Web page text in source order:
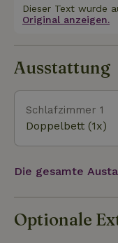
Fahrrad
Gedenkzentrum
Museumsdorf
zahlreiche
oder ausgiebig
Dieser Text wurde
Original anzeigen.
Ausstattung
Schlafzimmer 1
Doppelbett (1x)
Die gesamte
Optionale